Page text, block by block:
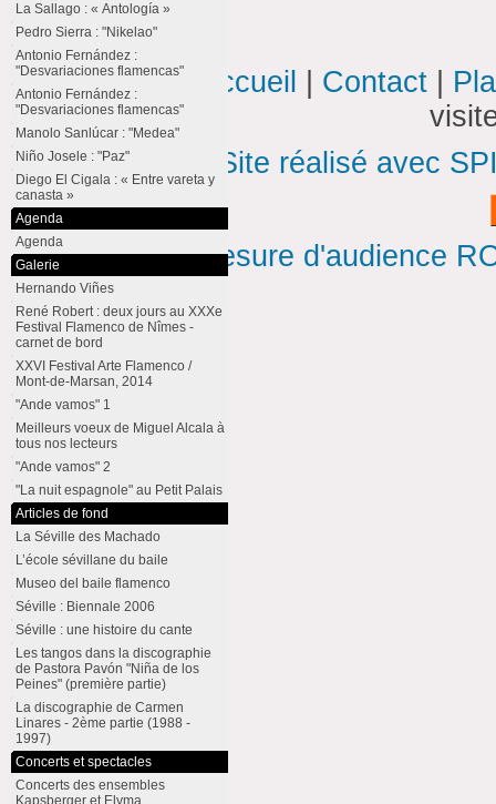
La Sallago : « Antología »
Pedro Sierra : "Nikelao"
Antonio Fernández :
"Desvariaciones flamencas"
Antonio Fernández :
"Desvariaciones flamencas"
Manolo Sanlúcar : "Medea"
Niño Josele : "Paz"
Diego El Cigala : « Entre vareta y
canasta »
Agenda
Agenda
Galerie
Hernando Viñes
René Robert : deux jours au XXXe
Festival Flamenco de Nîmes -
carnet de bord
XXVI Festival Arte Flamenco /
Mont-de-Marsan, 2014
"Ande vamos" 1
Meilleurs voeux de Miguel Alcala à
tous nos lecteurs
"Ande vamos" 2
"La nuit espagnole" au Petit Palais
Articles de fond
La Séville des Machado
L’école sévillane du baile
Museo del baile flamenco
Séville : Biennale 2006
Séville : une histoire du cante
Les tangos dans la discographie
de Pastora Pavón "Niña de los
Peines" (première partie)
La discographie de Carmen
Linares - 2ème partie (1988 -
1997)
Concerts et spectacles
Concerts des ensembles
Kapsberger et Elyma
Accueil Contact
Site réalisé avec
Mesure d'audience